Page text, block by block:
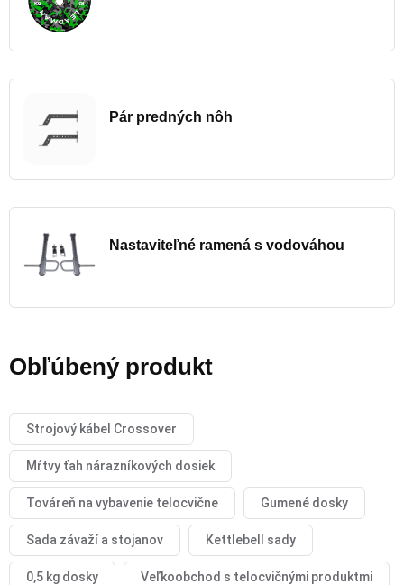
Pár predných nôh
Nastaviteľné ramená s vodováhou
Obľúbený produkt
Strojový kábel Crossover
Mŕtvy ťah nárazníkových dosiek
Továreň na vybavenie telocvične Gumené dosky
Sada závaží a stojanov Kettlebell sady
0,5 kg dosky Veľkoobchod s telocvičnými produktmi